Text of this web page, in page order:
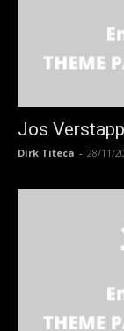
Jos
Dirk Titeca - 28/11/